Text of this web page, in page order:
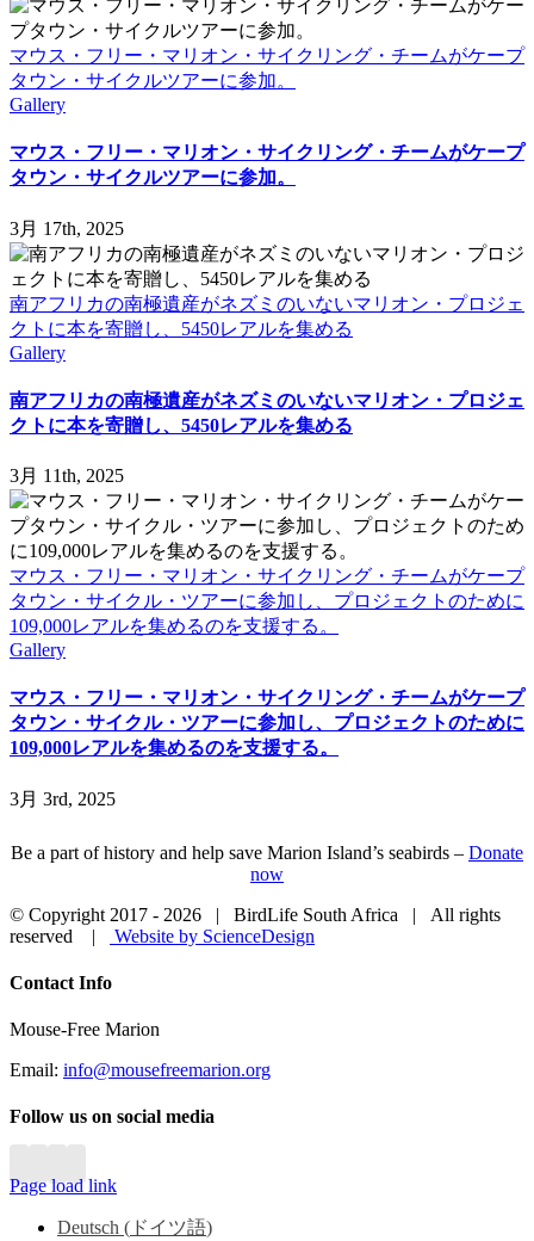
マウス・フリー・マリオン・サイクリング・チームがケープ
タウン・サイクルツアーに参加。
Gallery
マウス・フリー・マリオン・サイクリング・チームがケープ
タウン・サイクルツアーに参加。
3月 17th, 2025
南アフリカの南極遺産がネズミのいないマリオン・プロジェ
クトに本を寄贈し、5450レアルを集める
Gallery
南アフリカの南極遺産がネズミのいないマリオン・プロジェ
クトに本を寄贈し、5450レアルを集める
3月 11th, 2025
マウス・フリー・マリオン・サイクリング・チームがケープ
タウン・サイクル・ツアーに参加し、プロジェクトのために
109,000レアルを集めるのを支援する。
Gallery
マウス・フリー・マリオン・サイクリング・チームがケープ
タウン・サイクル・ツアーに参加し、プロジェクトのために
109,000レアルを集めるのを支援する。
3月 3rd, 2025
Be a part of history and help save Marion Island’s seabirds – Donate
now
© Copyright 2017 - 2026 | BirdLife South Africa | All rights
reserved |
Website by ScienceDesign
Close
Bar
Contact Info
Mouse-Free Marion
Email: info@mousefreemarion.org
Follow us on social media
Page load link
Deutsch ( ドイツ語)